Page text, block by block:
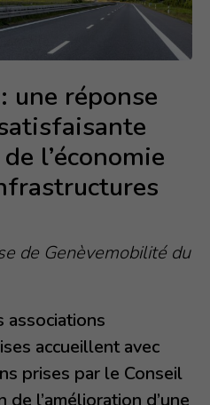
une réponse
l’économie
de Genèvemobilité du
associations
accueillent avec
prises par le Conseil